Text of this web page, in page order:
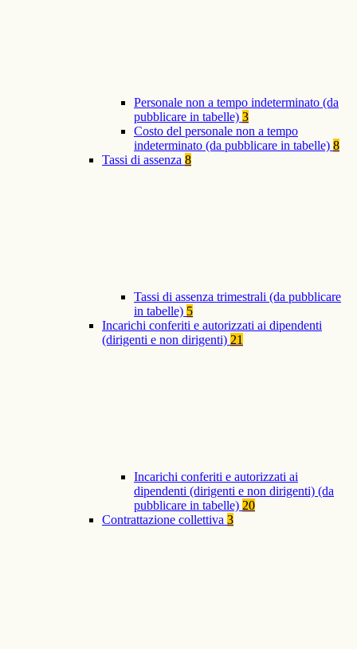
Personale non a tempo indeterminato (da
pubblicare in tabelle) 3
Costo del personale non a tempo
indeterminato (da pubblicare in tabelle) 8
Tassi di assenza 8
Tassi di assenza trimestrali (da pubblicare
in tabelle) 5
Incarichi conferiti e autorizzati ai dipendenti
(dirigenti e non dirigenti) 21
Incarichi conferiti e autorizzati ai
dipendenti (dirigenti e non dirigenti) (da
pubblicare in tabelle) 20
Contrattazione collettiva 3